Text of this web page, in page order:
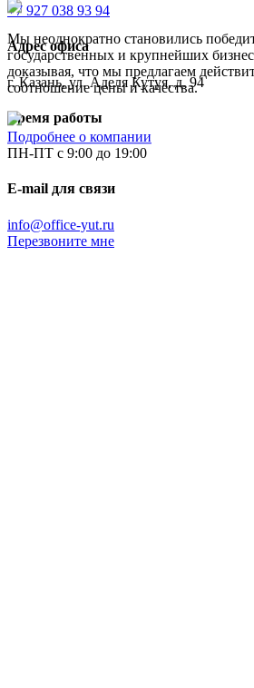
Мы неоднократно становились
государственных и крупнейших
доказывая, что мы предлагаем
соотношение цены и качества.
Подробнее о компании
+7 927 038 93 94
Адрес офиса
г. Казань, ул. Аделя Кутуя, д. 94
Время работы
ПН-ПТ с 9:00 до 19:00
E-mail для связи
info@office-yut.ru
Перезвоните мне